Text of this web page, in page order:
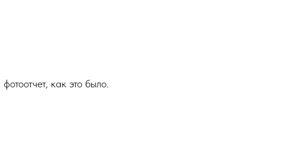
как это было.